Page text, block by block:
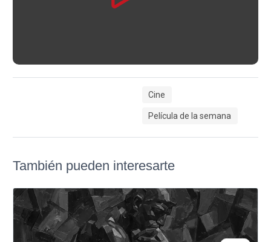
Cine
Película de la semana
También pueden interesarte